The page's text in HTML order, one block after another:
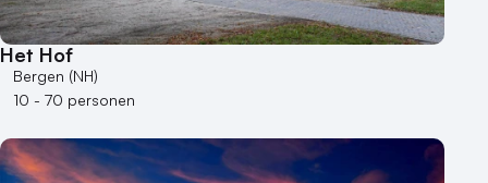
Het Hof
Bergen (NH)
10 - 70 personen